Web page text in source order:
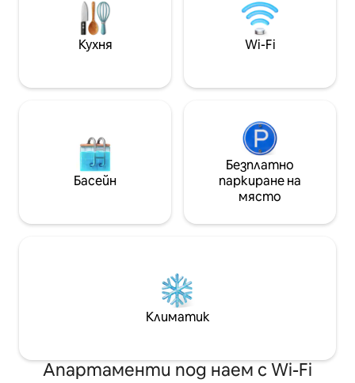
Smart TV, собствен Wi-Fi,
разтегателен диван - Апартамент
легло,климатик,телевизор,килер; - 2
климатик ,02 единични
Кухня Wi-Fi
Басейн
Безплатно
паркиране на
място
Климатик
Апартаменти под наем с Wi-Fi